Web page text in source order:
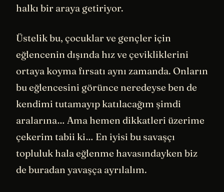
halkı bir araya getiriyor.
Üstelik bu, çocuklar ve gençler için
eğlencenin dışında hız ve çevikliklerini
ortaya koyma fırsatı aynı zamanda. Onların
bu eğlencesini görünce neredeyse ben de
kendimi tutamayıp katılacağım şimdi
aralarına… Ama hemen dikkatleri üzerime
çekerim tabii ki… En iyisi bu savaşçı
topluluk hala eğlenme havasındayken biz
de buradan yavaşça ayrılalım.